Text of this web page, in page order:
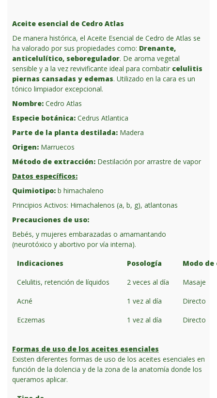
Aceite esencial de Cedro Atlas
De manera histórica, el Aceite Esencial de Cedro de Atlas se
ha valorado por sus propiedades como: Drenante,
anticelulítico, seboregulador. De aroma vegetal
sensible y a la vez revivificante ideal para combatir celulitis
piernas cansadas y edemas. Utilizado en la cara es un
tónico limpiador excepcional.
Nombre: Cedro Atlas
Especie botánica: Cedrus Atlantica
Parte de la planta destilada: Madera
Origen: Marruecos
Método de extracción: Destilación por arrastre de vapor
Datos específicos:
Quimiotipo: b himachaleno
Principios Activos: Himachalenos (a, b, g), atlantonas
Precauciones de uso:
Bebés, y mujeres embarazadas o amamantando
(neurotóxico y abortivo por vía interna).
Indicaciones Posología Modo de
Celulitis, retención de líquidos 2 veces al día Masaje
Acné 1 vez al día Directo
Eczemas 1 vez al día Directo
Formas de uso de los aceites esenciales
Existen diferentes formas de uso de los aceites esenciales en
función de la dolencia y de la zona de la anatomía donde los
queramos aplicar.